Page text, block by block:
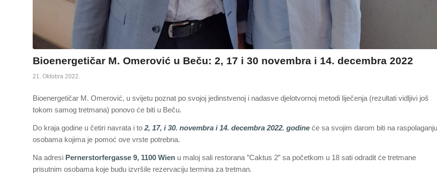
Bioenergetičar M. Omerović u Beču: 2, 17 i 30 novembra i 14. decembra 2022
21. Oktobra 2022.
Bioenergetičar M. Omerović, u svijetu poznat po svojoj jedinstvenoj i nadasve djelotvornoj metodi liječenja (rezultati vidljivi još
tokom samog tretmana) ponovo će biti u Beču.
Do kraja godine u četiri navrata i to 2, 17, i 30. novembra i 14. decembra 2022. godine će sa svojim darom biti na raspolaganju
osobama kojima je pomoć ove vrste potrebna.
Na adresi Pernerstorfergasse 9, 1100 Wien u maloj sali restorana ”Caktus 2” sa početkom u 18 sati odradit će tretmane
prisutnim osobama koje budu izvršile rezervaciju termina za tretman.